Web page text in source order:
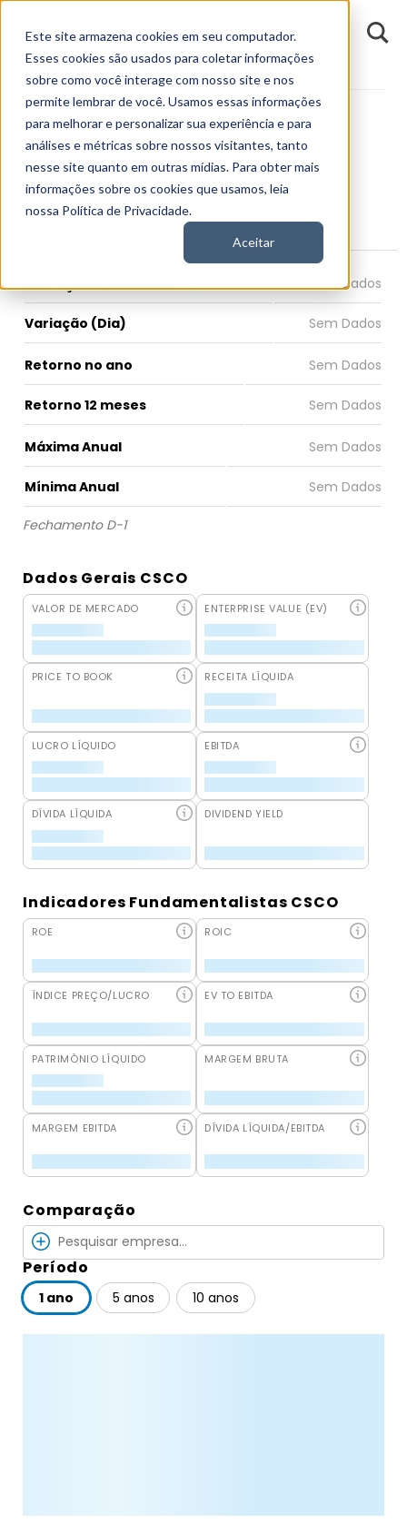
Este site armazena cookies em seu computador.
Esses cookies são usados para coletar informações
sobre como você interage com nosso site e nos
permite lembrar de você. Usamos essas informações
para melhorar e personalizar sua experiência e para
análises e métricas sobre nossos visitantes, tanto
nesse site quanto em outras mídias. Para obter mais
informações sobre os cookies que usamos, leia
nossa Política de Privacidade.
Aceitar
Fundamentos CSCO
CSCO
Cisco Systems, Inc.
COTAÇÃO CSCO HOJE
Variação (Dia)
Retorno no ano
Retorno 12 meses
Máxima Anual
Mínima Anual
Fechamento D-1
Dados Gerais CSCO
VALOR DE MERCADO ENTERPRISE VALUE (EV)
PRICE TO BOOK RECEITA LÍQUIDA
LUCRO LÍQUIDO EBITDA
DÍVIDA LÍQUIDA DIVIDEND YIELD
Indicadores Fundamentalistas CSCO
ROE ROIC
ÍNDICE PREÇO/LUCRO EV TO EBITDA
PATRIMÔNIO LÍQUIDO MARGEM BRUTA
MARGEM EBITDA DÍVIDA LÍQUIDA/EBITDA
Comparação
Período
1 ano 5 anos 10 anos